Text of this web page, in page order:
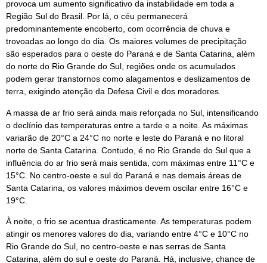
provoca um aumento significativo da instabilidade em toda a
Região Sul do Brasil. Por lá, o céu permanecerá
predominantemente encoberto, com ocorrência de chuva e
trovoadas ao longo do dia. Os maiores volumes de precipitação
são esperados para o oeste do Paraná e de Santa Catarina, além
do norte do Rio Grande do Sul, regiões onde os acumulados
podem gerar transtornos como alagamentos e deslizamentos de
terra, exigindo atenção da Defesa Civil e dos moradores.
A massa de ar frio será ainda mais reforçada no Sul, intensificando
o declínio das temperaturas entre a tarde e a noite. As máximas
variarão de 20°C a 24°C no norte e leste do Paraná e no litoral
norte de Santa Catarina. Contudo, é no Rio Grande do Sul que a
influência do ar frio será mais sentida, com máximas entre 11°C e
15°C. No centro-oeste e sul do Paraná e nas demais áreas de
Santa Catarina, os valores máximos devem oscilar entre 16°C e
19°C.
À noite, o frio se acentua drasticamente. As temperaturas podem
atingir os menores valores do dia, variando entre 4°C e 10°C no
Rio Grande do Sul, no centro-oeste e nas serras de Santa
Catarina, além do sul e oeste do Paraná. Há, inclusive, chance de